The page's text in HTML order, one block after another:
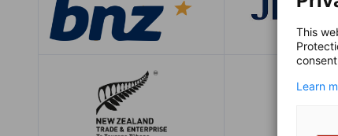
This
Learn